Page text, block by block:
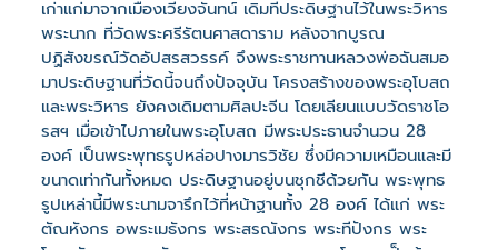
เก่าแก่มาจากเมืองเวียงจันทน์ เดิมที่ประดิษฐานไว้ในพระวิหาร
พระนาก ที่วัดพระศรีรัตนศาสดาราม หลังจากบูรณ
ปฏิสังขรณ์วัดอัปสรสวรรค์ จึงพระราชทานหลวงพ่อฉันสมอ
มาประดิษฐานที่วัดนี้จนถึงปัจจุบัน โครงสร้างของพระอุโบสถ
และพระวิหาร ยังคงเดิมตามศิลปะจีน โดยเลียนแบบวัดราชโอ
รสฯ เมื่อเข้าไปภายในพระอุโบสถ มีพระประธานจำนวน 28
องค์ เป็นพระพุทธรูปหล่อปางมารวิชัย ซึ่งมีความเหมือนและมี
ขนาดเท่ากันทั้งหมด ประดิษฐานอยู่บนชุกชีด้วยกัน พระพุทธ
รูปเหล่านี้มีพระนามจารึกไว้ที่หน้าฐานทั้ง 28 องค์ ได้แก่ พระ
ตัณหังกร อพระเมธังกร พระสรณังกร พระทีปังกร พระ